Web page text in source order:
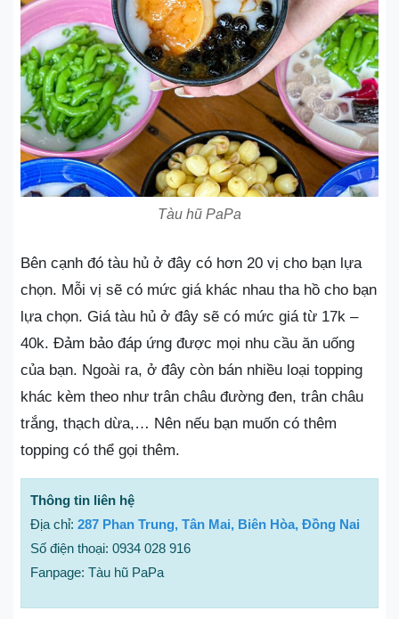
Tàu hũ PaPa
Bên cạnh đó tàu hủ ở đây có hơn 20 vị cho bạn lựa
chọn. Mỗi vị sẽ có mức giá khác nhau tha hồ cho bạn
lựa chọn. Giá tàu hủ ở đây sẽ có mức giá từ 17k –
40k. Đảm bảo đáp ứng được mọi nhu cầu ăn uống
của bạn. Ngoài ra, ở đây còn bán nhiều loại topping
khác kèm theo như trân châu đường đen, trân châu
trắng, thạch dừa,… Nên nếu bạn muốn có thêm
topping có thể gọi thêm.
Thông tin liên hệ
Địa chỉ: 287 Phan Trung, Tân Mai, Biên Hòa, Đồng Nai
Số điện thoại: 0934 028 916
Fanpage: Tàu hũ PaPa